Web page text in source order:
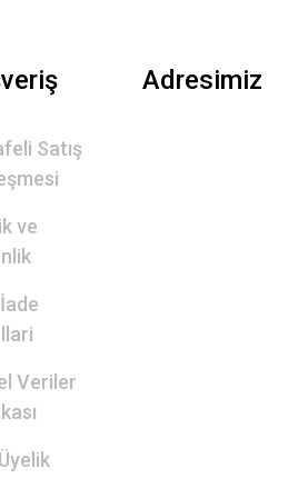
Satış
ve
Veriler
Adresimiz